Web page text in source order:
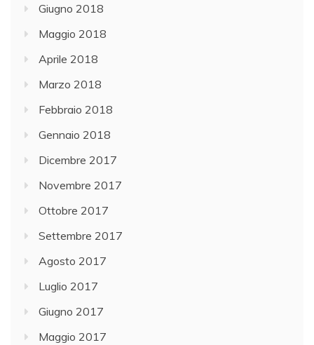
i
a
e
n
t
c
o
n
e
n
e
i
c
i
Giugno 2018
Maggio 2018
Aprile 2018
Marzo 2018
Febbraio 2018
Gennaio 2018
Dicembre 2017
Novembre 2017
Ottobre 2017
Settembre 2017
Agosto 2017
Luglio 2017
Giugno 2017
Maggio 2017